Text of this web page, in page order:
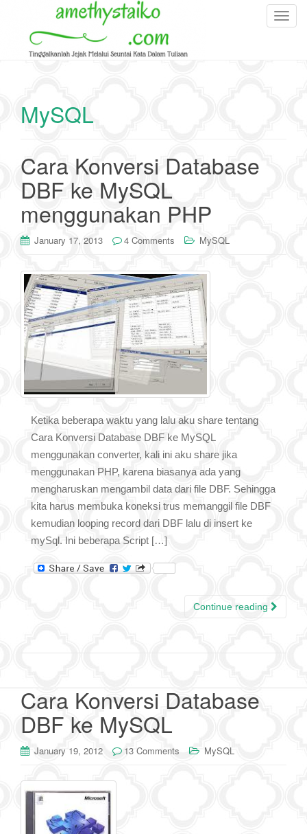
T
MySQL
Cara Konversi Database
DBF ke MySQL
menggunakan PHP
January 17, 2013 4 Comments MySQL
Ketika beberapa waktu yang lalu aku share tentang
Cara Konversi Database DBF ke MySQL
menggunakan converter, kali ini aku share jika
menggunakan PHP, karena biasanya ada yang
mengharuskan mengambil data dari file DBF. Sehingga
kita harus membuka koneksi trus memanggil file DBF
kemudian looping record dari DBF lalu di insert ke
mySql. Ini beberapa Script […]
Continue reading
Cara Konversi Database
DBF ke MySQL
January 19, 2012 13 Comments MySQL